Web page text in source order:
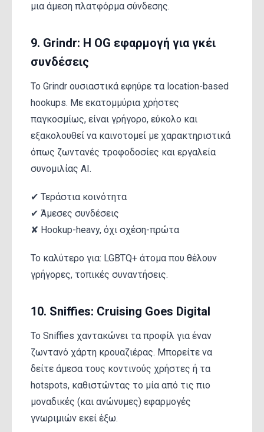
μια άμεση πλατφόρμα σύνδεσης.
9. Grindr: Η OG εφαρμογή για γκέι
συνδέσεις
Το Grindr ουσιαστικά εφηύρε τα location-based
hookups. Με εκατομμύρια χρήστες
παγκοσμίως, είναι γρήγορο, εύκολο και
εξακολουθεί να καινοτομεί με χαρακτηριστικά
όπως ζωντανές τροφοδοσίες και εργαλεία
συνομιλίας AI.
✔ Τεράστια κοινότητα
✔ Άμεσες συνδέσεις
✘ Hookup-heavy, όχι σχέση-πρώτα
Το καλύτερο για: LGBTQ+ άτομα που θέλουν
γρήγορες, τοπικές συναντήσεις.
10. Sniffies: Cruising Goes Digital
Το Sniffies χαντακώνει τα προφίλ για έναν
ζωντανό χάρτη κρουαζιέρας. Μπορείτε να
δείτε άμεσα τους κοντινούς χρήστες ή τα
hotspots, καθιστώντας το μία από τις πιο
μοναδικές (και ανώνυμες) εφαρμογές
γνωριμιών εκεί έξω.